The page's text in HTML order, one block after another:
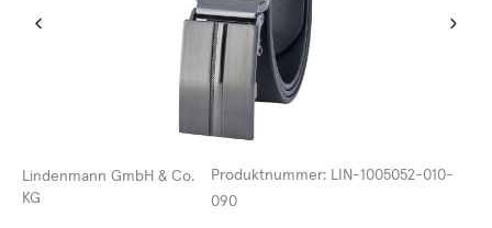
Lindenmann GmbH & Co.
KG
Produktnummer: LIN-1005052-010-
090